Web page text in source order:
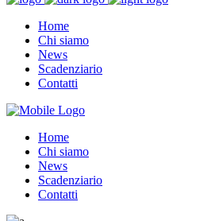
Home
Chi siamo
News
Scadenziario
Contatti
Home
Chi siamo
News
Scadenziario
Contatti